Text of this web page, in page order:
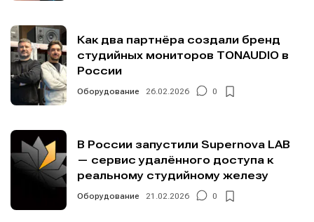
Как два партнёра создали бренд
студийных мониторов TONAUDIO в
России
Оборудование 26.02.2026 0
В России запустили Supernova LAB
— сервис удалённого доступа к
реальному студийному железу
Оборудование 21.02.2026 0